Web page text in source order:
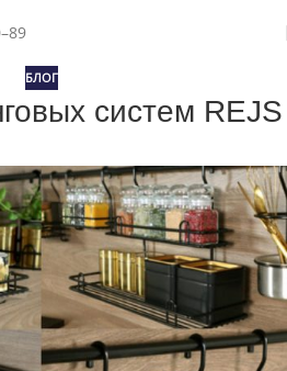
БЛОГ
систем REJS